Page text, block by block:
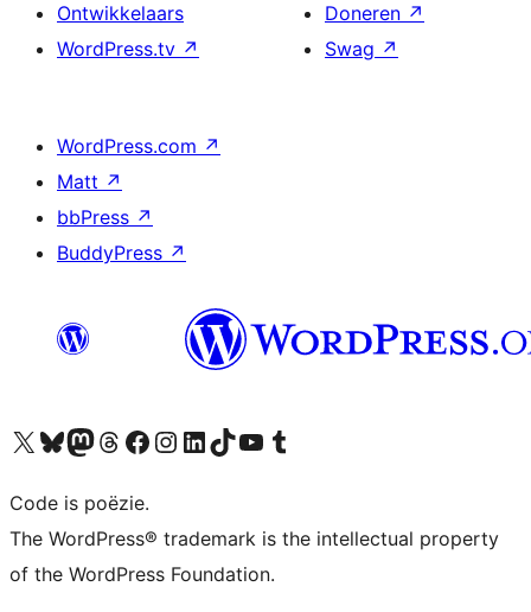
Ontwikkelaars
WordPress.tv ↗
Doneren ↗
Swag ↗
WordPress.com ↗
Matt ↗
bbPress ↗
BuddyPress ↗
Bezoek ons X (voorheen Twitter) account
Bezoek ons Bluesky account
Bezoek ons Mastodon account
Bezoek ons Threads account
Onze Facebook pagina bezoeken
Bezoek ons Instagram account
Bezoek ons LinkedIn account
Bezoek ons TikTok account
Bezoek ons YouTube kanaalBezoek ons Tumblr account
Code is poëzie.
The WordPress® trademark is the intellectual property
of the WordPress Foundation.